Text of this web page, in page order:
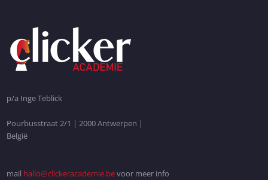
p/a Inge Teblick
Pourbusstraat 2/1 | 2000 Antwerpen |
België
mail hallo@clickeracademie.bevoor meer info